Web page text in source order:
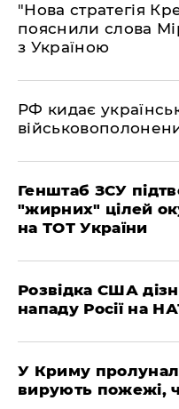
"Нова стратегія
пояснили слова
з Україною
РФ кидає
Генштаб ЗСУ
"жирних" цілей
на ТОТ України
Розвідка США
нападу Росії на
У Криму
вирують пожежі,